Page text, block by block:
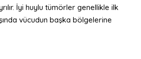
İyi huylu tümörler genellikle ilk
vücudun başka bölgelerine